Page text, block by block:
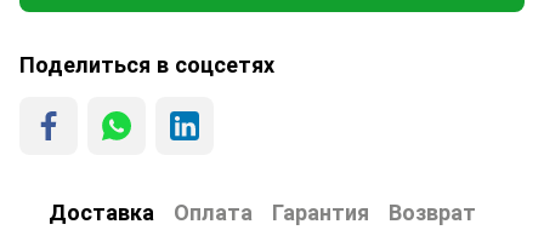
Поделиться в соцсетях
Доставка Оплата Гарантия Возврат